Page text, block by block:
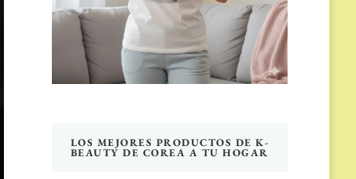
LOS MEJORES PRODUCTOS DE K-
BEAUTY DE COREA A TU HOGAR